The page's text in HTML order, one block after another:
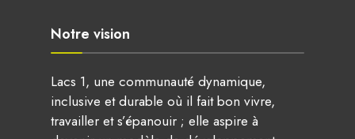
Notre vision
Lacs 1, une communauté dynamique,
inclusive et durable où il fait bon vivre,
travailler et s’épanouir ; elle aspire à